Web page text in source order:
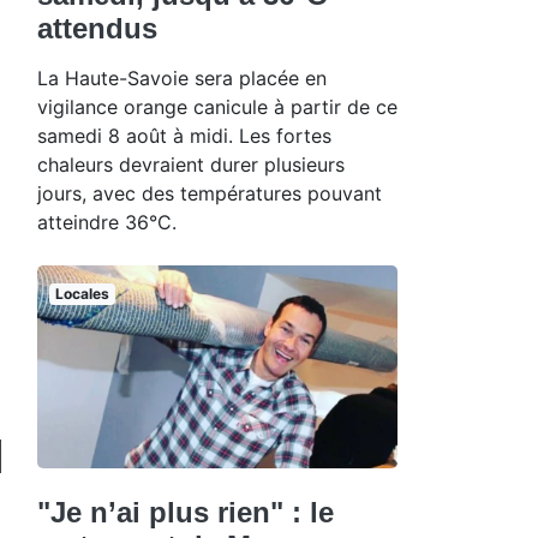
attendus
La Haute-Savoie sera placée en
vigilance orange canicule à partir de ce
samedi 8 août à midi. Les fortes
chaleurs devraient durer plusieurs
jours, avec des températures pouvant
atteindre 36°C.
Locales
"Je n’ai plus rien" : le